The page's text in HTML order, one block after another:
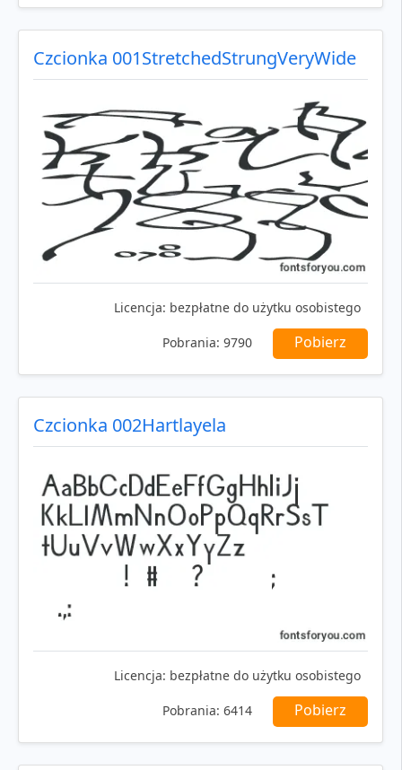
Czcionka 001StretchedStrungVeryWide
Licencja: bezpłatne do użytku osobistego
Pobrania: 9790 Pobierz
Czcionka 002Hartlayela
Licencja: bezpłatne do użytku osobistego
Pobrania: 6414 Pobierz